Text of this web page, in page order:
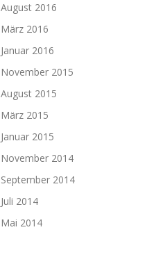
August 2016
März 2016
Januar 2016
November 2015
August 2015
März 2015
Januar 2015
November 2014
September 2014
Juli 2014
Mai 2014